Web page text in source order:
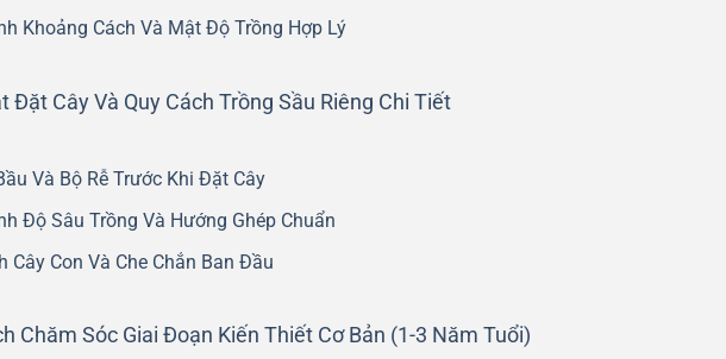
Khoảng Cách Và Mật Độ Trồng Hợp Lý
Đặt Cây Và Quy Cách Trồng Sầu Riêng Chi Tiết
Và Bộ Rễ Trước Khi Đặt Cây
Độ Sâu Trồng Và Hướng Ghép Chuẩn
Cây Con Và Che Chắn Ban Đầu
Chăm Sóc Giai Đoạn Kiến Thiết Cơ Bản (1-3 Năm Tuổi)